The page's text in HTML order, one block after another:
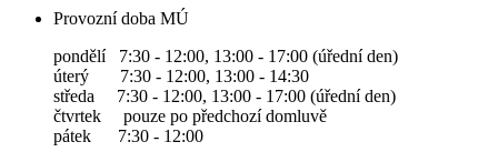
Provozní doba MÚ
pondělí 7:30 - 12:00, 13:00 - 17:00 (úřední den)
úterý 7:30 - 12:00, 13:00 - 14:30
středa 7:30 - 12:00, 13:00 - 17:00 (úřední den)
čtvrtek pouze po předchozí domluvě
pátek 7:30 - 12:00